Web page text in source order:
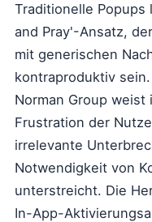
Traditionelle
and Pray'-Ansatz,
mit generischen
kontraproduktiv
Norman Group
Frustration der
irrelevante
Notwendigkeit von
unterstreicht. Die
In-App-